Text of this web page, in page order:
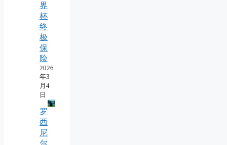
界
杯
终
极
保
险
2026
年3
月4
日
罗
西
尼
尔